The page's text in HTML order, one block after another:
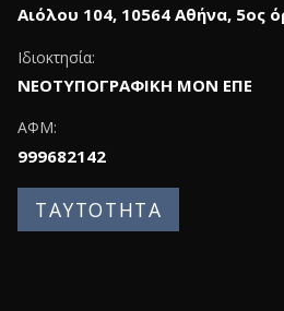
Αιόλου 104, 10564 Αθήνα, 5ος
Ιδιοκτησία:
ΝΕΟΤΥΠΟΓΡΑΦΙΚΗ ΜΟΝ ΕΠΕ
ΑΦΜ:
999682142
ΤΑΥΤΟΤΗΤΑ